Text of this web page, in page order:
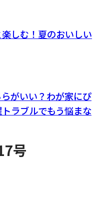
楽しむ！夏のおいしい
がいい？わが家にぴ
ラブルでもう悩まな
号